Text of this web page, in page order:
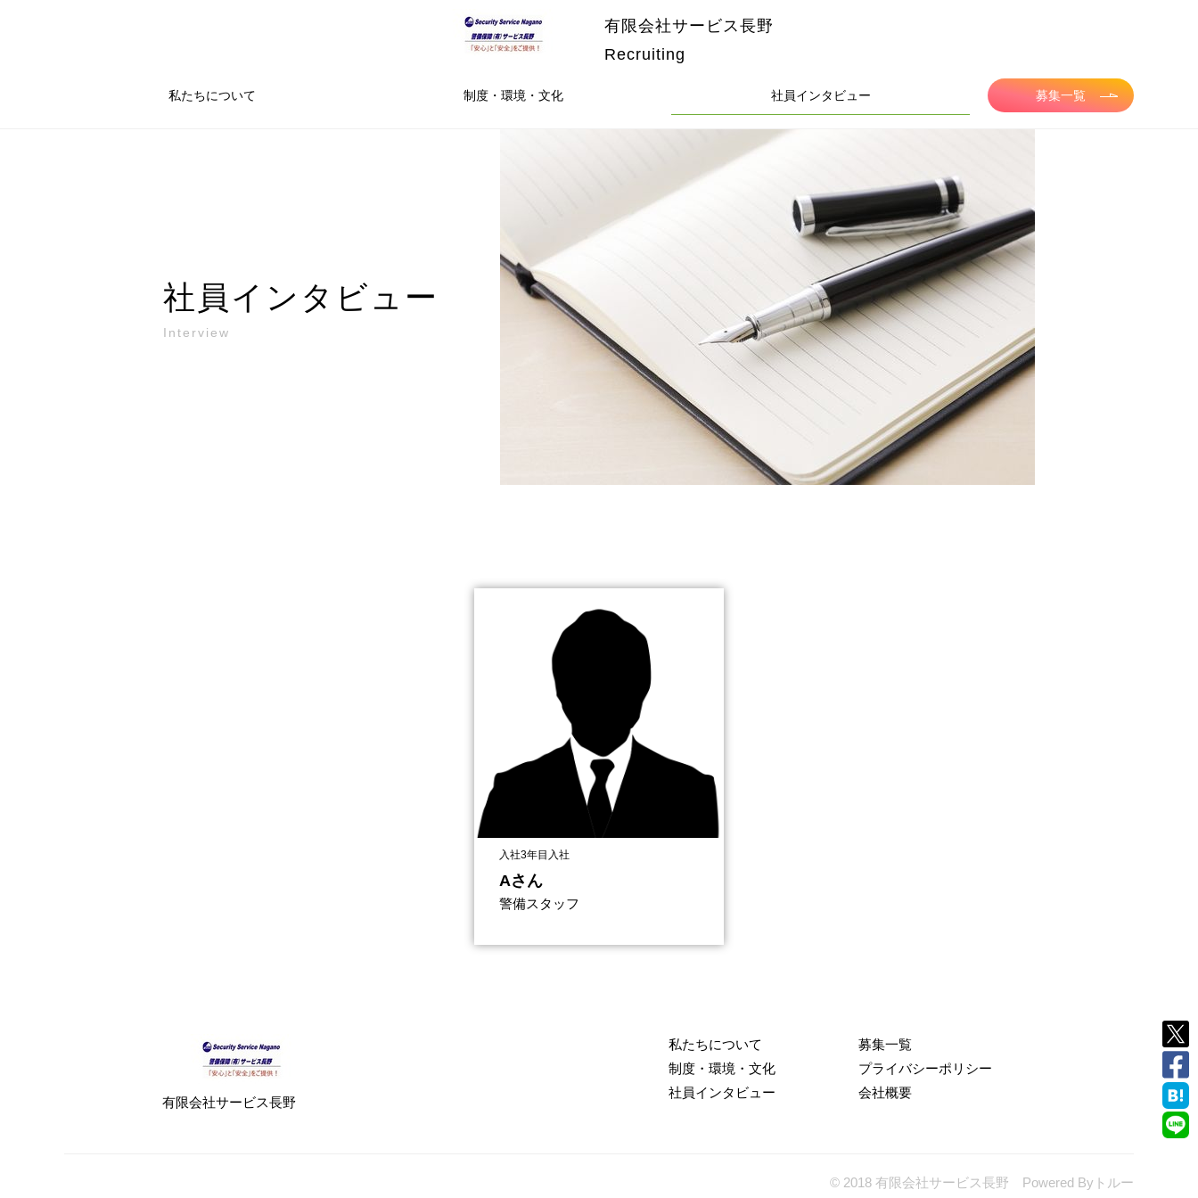
有限会社サービス長野
Recruiting
私たちについて 制度・環境・文化 社員インタビュー 募集一覧
社員インタビュー
Interview
入社3年目入社
Aさん
警備スタッフ
私たちについて
制度・環境・文化
社員インタビュー
募集一覧
プライバシーポリシー
会社概要
有限会社サービス長野
© 2018 有限会社サービス長野 Powered By トルー